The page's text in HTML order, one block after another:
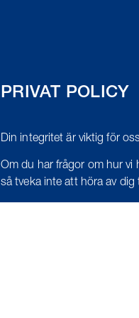
PRIVAT POLICY
Din integritet är viktig för
Om du har frågor om hur vi
så tveka inte att höra av dig